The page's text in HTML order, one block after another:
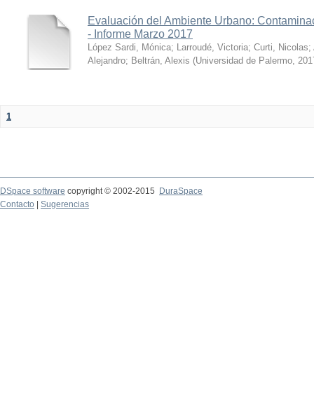
Evaluación del Ambiente Urbano:
- Informe Marzo 2017
López Sardi, Mónica; Larroudé, Victoria; Curti, Nicolas;
Alejandro; Beltrán, Alexis (Universidad de Palermo,
1
DSpace software copyright © 2002-2015
DuraSpace
Contacto
Sugerencias